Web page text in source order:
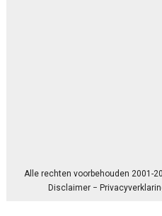
Alle rechten voorbehouden 2001-
Disclaimer −